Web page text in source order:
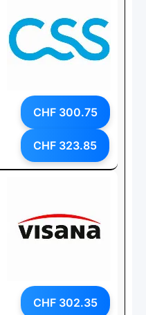
CHF 300.75
CHF 323.85
CHF 302.35